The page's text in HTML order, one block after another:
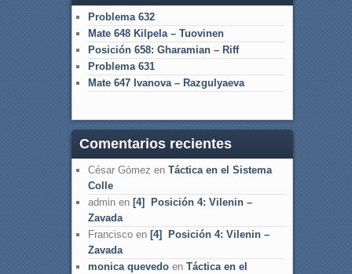
Problema 632
Mate 648 Kilpela – Tuovinen
Posición 658: Gharamian – Riff
Problema 631
Mate 647 Ivanova – Razgulyaeva
Comentarios recientes
César Gómez en Táctica en el Sistema
Colle
adminen [4] Posición 4: Vilenin –
Zavada
Franciscoen [4] Posición 4: Vilenin –
Zavada
monica quevedoen Táctica en el